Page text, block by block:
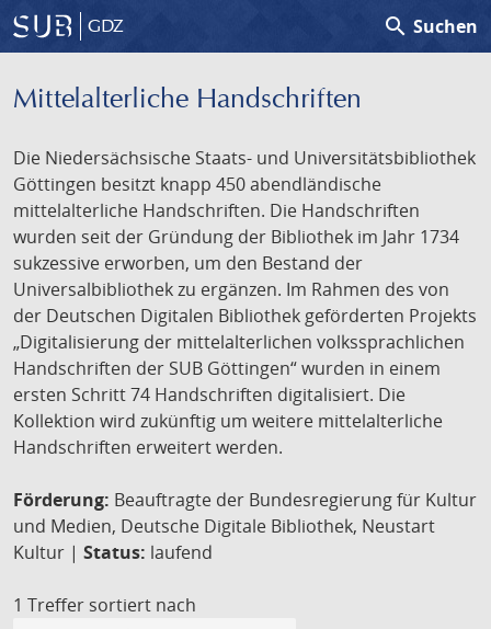
GDZ search Suchen
Mittelalterliche Handschriften
Die Niedersächsische Staats- und Universitätsbibliothek
Göttingen besitzt knapp 450 abendländische
mittelalterliche Handschriften. Die Handschriften
wurden seit der Gründung der Bibliothek im Jahr 1734
sukzessive erworben, um den Bestand der
Universalbibliothek zu ergänzen. Im Rahmen des von
der Deutschen Digitalen Bibliothek geförderten Projekts
„Digitalisierung der mittelalterlichen volkssprachlichen
Handschriften der SUB Göttingen“ wurden in einem
ersten Schritt 74 Handschriften digitalisiert. Die
Kollektion wird zukünftig um weitere mittelalterliche
Handschriften erweitert werden.
Förderung: Beauftragte der Bundesregierung für Kultur
und Medien, Deutsche Digitale Bibliothek, Neustart
Kultur | Status: laufend
1 Treffer sortiert nach